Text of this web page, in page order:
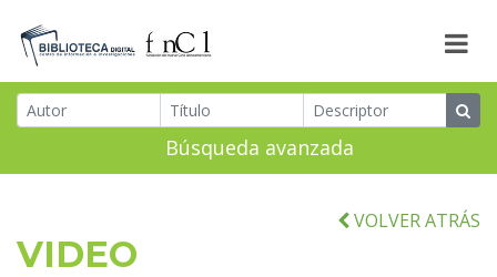
Búsqueda avanzada
VOLVER ATRÁS
VIDEO